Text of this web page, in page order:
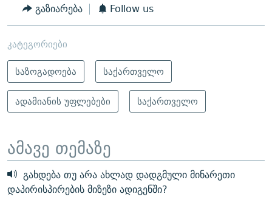
გაზიარება Follow us
კატეგორიები
საზოგადოება
საქართველო
ადამიანის უფლებები
საქართველო
ამავე თემაზე
გახდება თუ არა ახლად დადგმული მინარეთი
დაპირისპირების მიზეზი ადიგენში?